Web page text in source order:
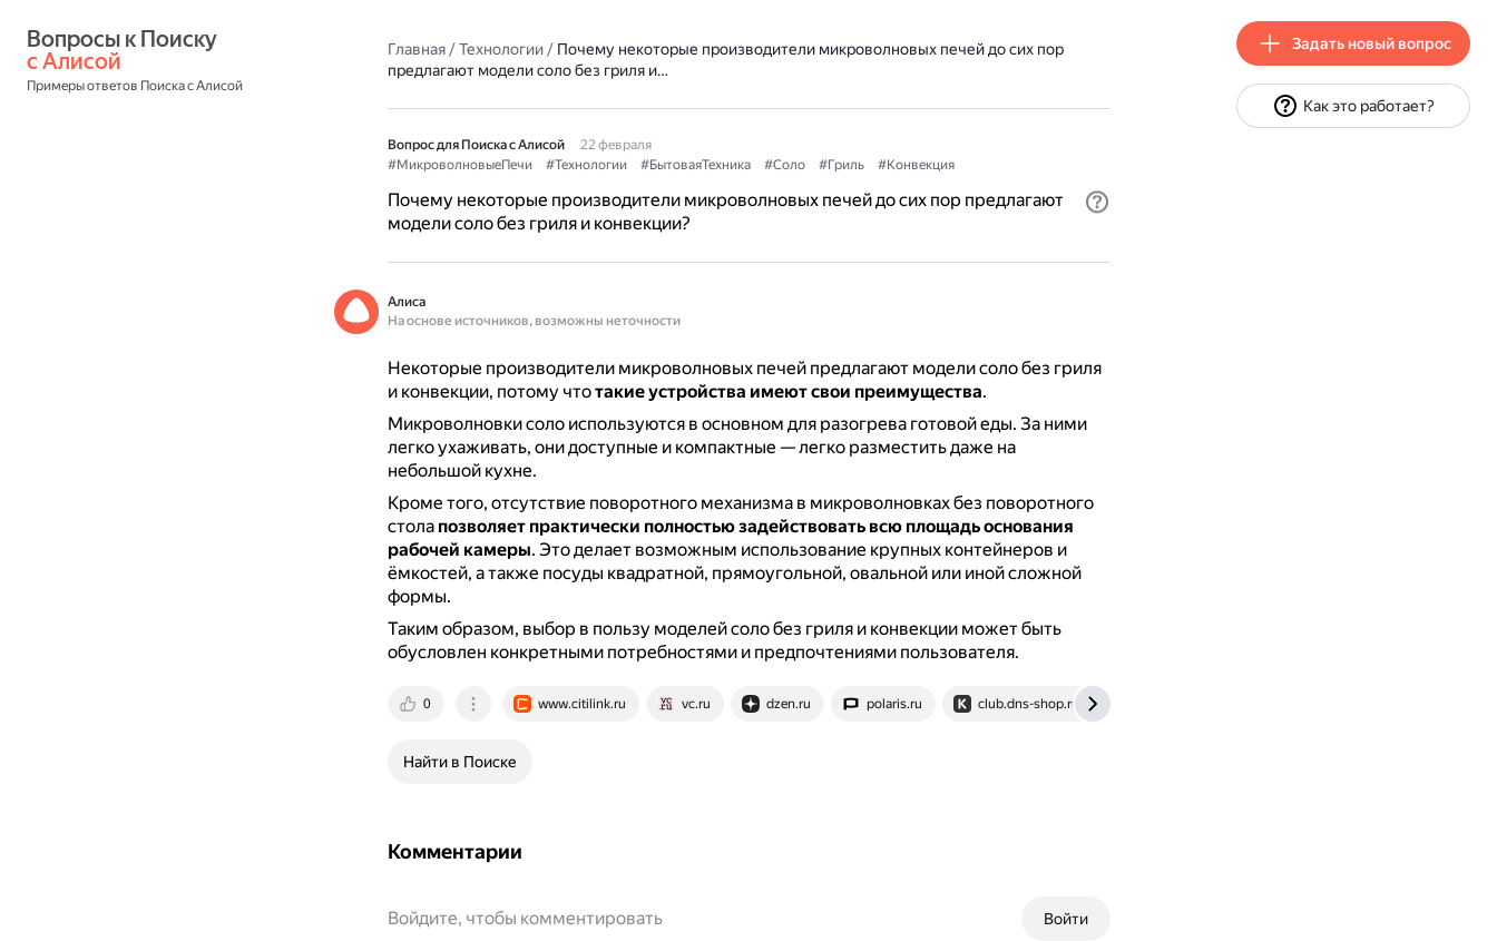
с Алисой
Примеры ответов Поиска с Алисой
Главная/Технологии/ Почему некоторые производители микроволновых печей до сих пор
предлагают модели соло без гриля и…
Вопрос для Поиска с Алисой
22 февраля
#МикроволновыеПечи
#Технологии #БытоваяТехника #Соло #Гриль #Конвекция
Почему некоторые производители микроволновых печей до сих пор предлагают
модели соло без гриля и конвекции?
Алиса
На основе источников, возможны неточности
Некоторые производители микроволновых печей предлагают модели соло без гриля
и конвекции, потому чтотакие устройства имеют свои преимущества.
Микроволновки соло используются в основном для разогрева готовой еды. За ними
легко ухаживать, они доступные и компактные — легко разместить даже на
небольшой кухне.
Кроме того, отсутствие поворотного механизма в микроволновках без поворотного
стола позволяет практически полностью задействовать всю площадь основания
рабочей камеры. Это делает возможным использование крупных контейнеров и
ёмкостей, а также посуды квадратной, прямоугольной, овальной или иной сложной
формы.
Таким образом, выбор в пользу моделей соло без гриля и конвекции может быть
обусловлен конкретными потребностями и предпочтениями пользователя.
0 www.citilink.ru vc.ru dzen.ru polaris.ru club.dns-shop.ru
Найти в Поиске
Комментарии
Войти
Войдите, чтобы комментировать
Задать новый вопрос
Как это работает?